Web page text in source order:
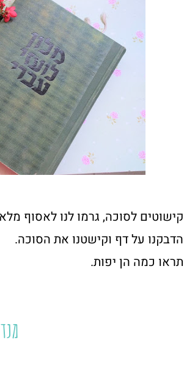
קישוטים לסוכה, גרמו לנו לאסוף
הדבקנו על דף וקישטנו את הסוכה.
תראו כמה הן יפות.